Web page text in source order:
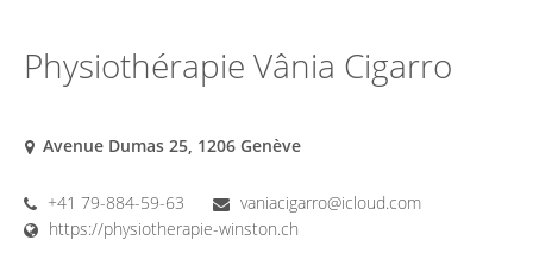
Physiothérapie Vânia Cigarro
Avenue Dumas 25, 1206 Genève
+41 79-884-59-63
vaniacigarro@icloud.com
https://physiotherapie-winston.ch